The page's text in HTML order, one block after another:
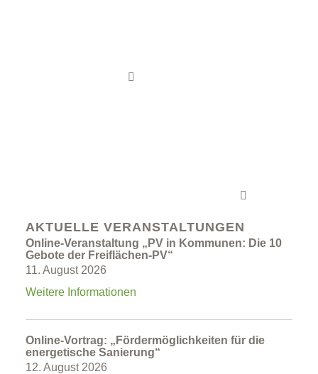
AKTUELLE VERANSTALTUNGEN
Online-Veranstaltung „PV in Kommunen: Die 10
Gebote der Freiflächen-PV“
11. August 2026
Weitere Informationen
Online-Vortrag: „Fördermöglichkeiten für die
energetische Sanierung“
12. August 2026